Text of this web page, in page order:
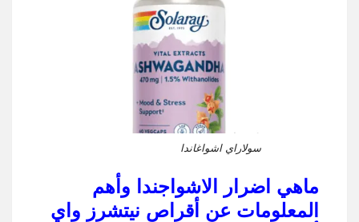
سولاراي اشواغاندا
ماهي اضرار الاشواجندا وأهم
المعلومات عن أقراص نيتشرز واي